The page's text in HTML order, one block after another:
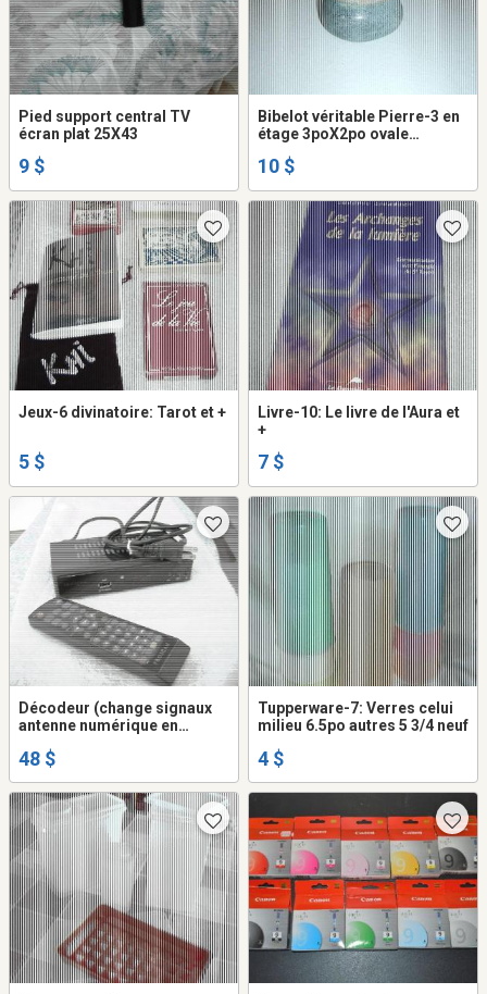
Pied support central TV
écran plat 25X43
9 $
Bibelot véritable Pierre-3 en
étage 3poX2po ovale
10 $
Jeux-6 divinatoire: Tarot et +
5 $
Livre-10: Le livre de l'Aura et
+
7 $
Décodeur (change signaux
antenne numérique en
remote Proscan neuf
48 $
Tupperware-7: Verres celui
milieu 6.5po autres 5 3/4 neuf
4 $